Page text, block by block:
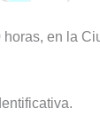
en la